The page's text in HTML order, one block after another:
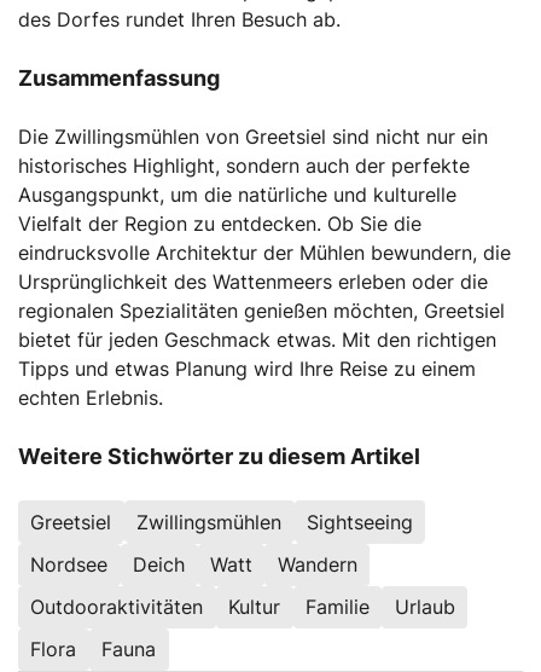
des Dorfes rundet Ihren Besuch ab.
Zusammenfassung
Die Zwillingsmühlen von Greetsiel sind nicht nur ein
historisches Highlight, sondern auch der perfekte
Ausgangspunkt, um die natürliche und kulturelle
Vielfalt der Region zu entdecken. Ob Sie die
eindrucksvolle Architektur der Mühlen bewundern, die
Ursprünglichkeit des Wattenmeers erleben oder die
regionalen Spezialitäten genießen möchten, Greetsiel
bietet für jeden Geschmack etwas. Mit den richtigen
Tipps und etwas Planung wird Ihre Reise zu einem
echten Erlebnis.
Weitere Stichwörter zu diesem Artikel
Greetsiel Zwillingsmühlen
Sightseeing
Nordsee
Deich Watt
Wandern
Outdooraktivitäten
Kultur Familie
Urlaub
Flora
Fauna